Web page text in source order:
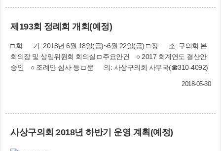
견제와 감시를 하면서도, 구정의 주요 시책사업들
제시하며 생산적인 의회가 되기 위해 노력했다. 또
한 의정 수행능력과 의회 운영의 전문성을 향상시
키기 위해 의원세미나를 정기적으로 개최하는 모
을 게을리 하지 않고 구민의 삶의 질을 높이는 데
분 자유발언, 건의안 및 결의문을 채택하는 등 지
제193회 정례회 개회(예정)
□ 회 기: 2018년 6월 18일(금)~6월 22일(금) □ 장 소: 구의회 본
회의장 및 상임위원회 회의실 □ 주요안건 ○ 2017 회계연도 결산안
승인 ○ 조례안 심사 등 □ 문 의: 사상구의회 사무국(☎310-4092)
2018-05-30
사상구의회 2018년 하반기 운영 계획(예정)